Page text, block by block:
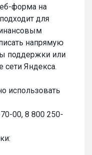
форма на
для
напрямую
поддержки или
сети Яндекса.
использовать
00, 8 800 250-